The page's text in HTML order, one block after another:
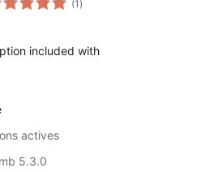
(1totals
)
included with
actives
5.3.0